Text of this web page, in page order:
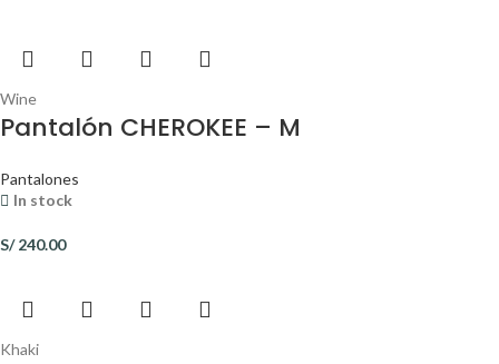
Wine
Pantalón CHEROKEE – M
Pantalones
In stock
S/240.00
Khaki